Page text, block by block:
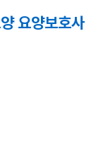
요양보호사